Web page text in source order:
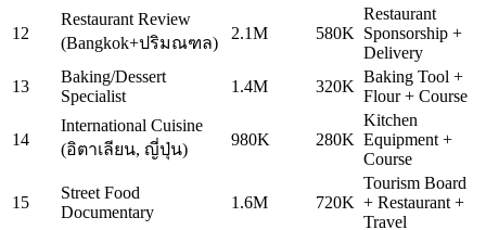
12
Restaurant Review
(Bangkok+ปริมณฑล)
2.1M 580K
Restaurant
Sponsorship +
Delivery
13
Baking/Dessert
Specialist
1.4M 320K
Baking Tool +
Flour + Course
14
International Cuisine
(อิตาเลียน, ญี่ปุ่น)
980K 280K
Kitchen
Equipment +
Course
15
Street Food
Documentary
1.6M 720K
Tourism Board
+ Restaurant +
Travel